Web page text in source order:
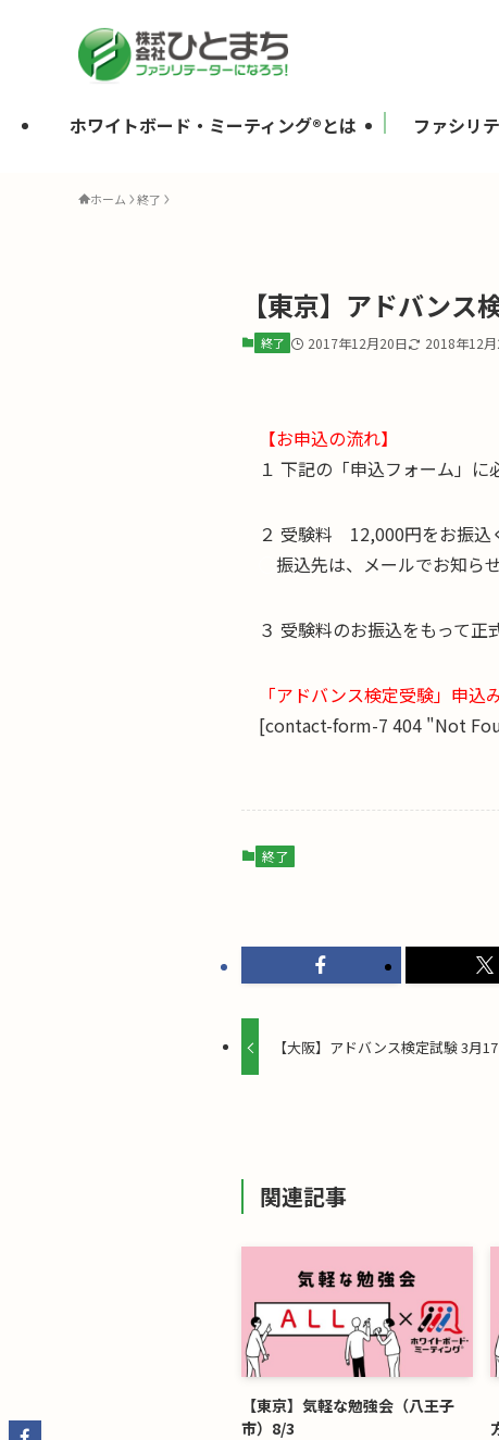
ホワイトボード・ミーティング®とは ファシリ
ホーム 終了
【東京】アドバンス
終了 2017年12月20日 2018年12
【お申込の流れ】
１ 下記の「申込フォーム」に
２ 受験料 12,000円をお振込
振込先は、メールでお知らせ
３ 受験料のお振込をもって正
「アドバンス検定受験」申込
[contact-form-7 404 "Not
終了
【大阪】アドバンス検定試験 3月
関連記事
【東京】気軽な勉強会（八王子
市）8/3